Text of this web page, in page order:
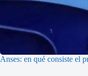
Anses: en qué consiste el